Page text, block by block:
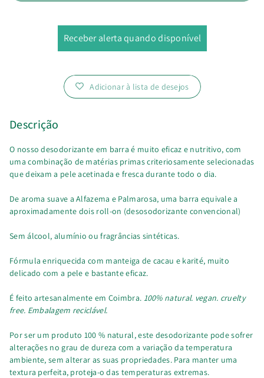
Desodorizante
Desodorizante
barra
Receber alerta quando disponível
Adicionar à lista de desejos
Descrição
O nosso desodorizante em barra é muito eficaz e nutritivo, com
uma combinação de matérias primas criteriosamente selecionadas
que deixam a pele acetinada e fresca durante todo o dia.
De aroma suave a Alfazema e Palmarosa, uma barra equivale a
aproximadamente dois roll-on (desosodorizante convencional)
Sem álcool, alumínio ou fragrâncias sintéticas.
Fórmula enriquecida com manteiga de cacau e karité, muito
delicado com a pele e bastante eficaz.
É feito artesanalmente em Coimbra. 100% natural. vegan. cruelty
free. Embalagem reciclável.
Por ser um produto 100 % natural, este desodorizante pode sofrer
alterações no grau de dureza com a variação da temperatura
ambiente, sem alterar as suas propriedades. Para manter uma
textura perfeita, proteja-o das temperaturas extremas.